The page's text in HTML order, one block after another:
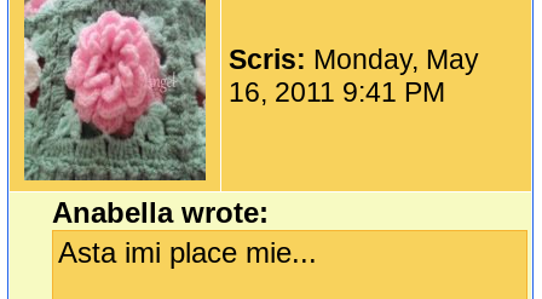
Scris: Monday, May
16, 2011 9:41 PM
Anabella wrote:
Asta imi place mie...